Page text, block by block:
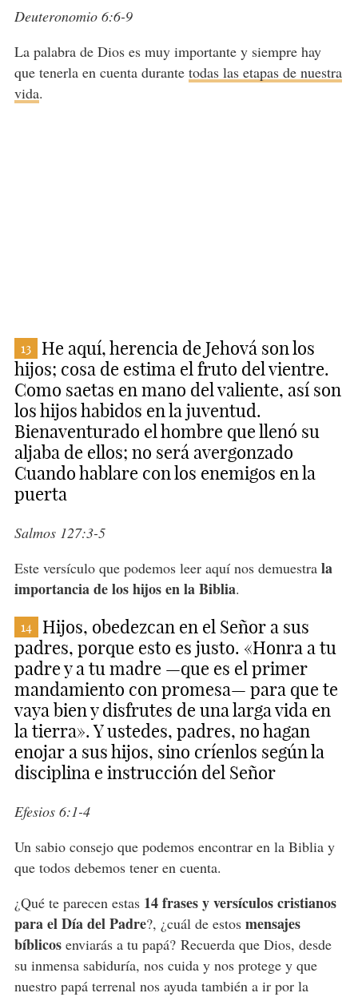
Deuteronomio 6:6-9
La palabra de Dios es muy importante y siempre hay
que tenerla en cuenta durante todas las etapas de nuestra
vida.
13
He aquí, herencia de Jehová son los
hijos; cosa de estima el fruto del vientre.
Como saetas en mano del valiente, así son
los hijos habidos en la juventud.
Bienaventurado el hombre que llenó su
aljaba de ellos; no será avergonzado
Cuando hablare con los enemigos en la
puerta
Salmos 127:3-5
Este versículo que podemos leer aquí nos demuestra la
importancia de los hijos en la Biblia.
14
Hijos, obedezcan en el Señor a sus
padres, porque esto es justo. «Honra a tu
padre y a tu madre —que es el primer
mandamiento con promesa— para que te
vaya bien y disfrutes de una larga vida en
la tierra». Y ustedes, padres, no hagan
enojar a sus hijos, sino críenlos según la
disciplina e instrucción del Señor
Efesios 6:1-4
Un sabio consejo que podemos encontrar en la Biblia y
que todos debemos tener en cuenta.
¿Qué te parecen estas 14 frases y versículos cristianos
para el Día del Padre?, ¿cuál de estos mensajes
bíblicosenviarás a tu papá? Recuerda que Dios, desde
su inmensa sabiduría, nos cuida y nos protege y que
nuestro papá terrenal nos ayuda también a ir por la